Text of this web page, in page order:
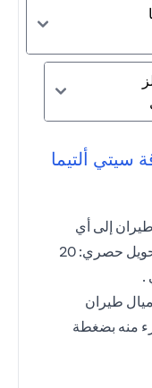
ألتيما
إلى أي
وجهة في أي درجة سفر مع معدل تحويل حصري: 20
طيران
منه بضغطة